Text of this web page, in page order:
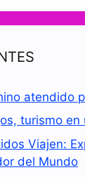
atendido
turismo en
Viajen:
del Mundo